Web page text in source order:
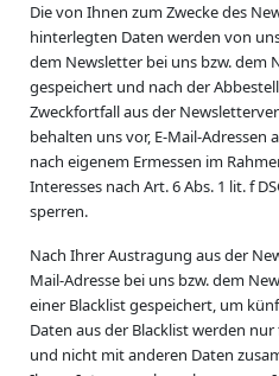
Die von Ihnen zum Zwecke des
hinterlegten Daten werden von
dem Newsletter bei uns bzw. dem
gespeichert und nach der
Zweckfortfall aus der
behalten uns vor, E-Mail-
nach eigenem Ermessen im
Interesses nach Art. 6 Abs. 1 lit. f
sperren.
Nach Ihrer Austragung aus der
Mail-Adresse bei uns bzw. dem
einer Blacklist gespeichert, um
Daten aus der Blacklist werden
und nicht mit anderen Daten